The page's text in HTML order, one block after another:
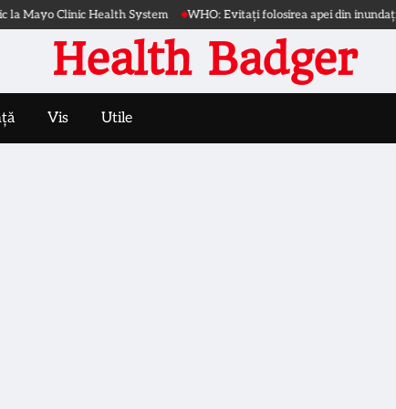
System WHO: Evitați folosirea apei din inundații pentru gătit și igienă
Health Badger
Vis Utile